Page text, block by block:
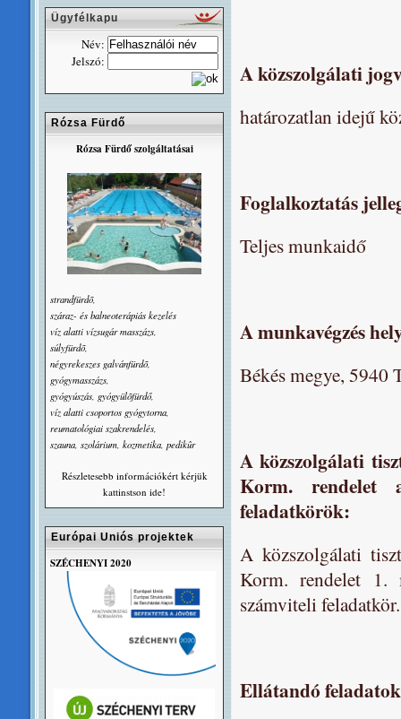
A közszolgálati
határozatlan idejű
Foglalkoztatás
Teljes munkaidő
A munkavégzés
Békés megye, 5940
A közszolgálati
Korm. rendelet
feladatkörök:
A közszolgálati
Korm. rendelet 1.
számviteli feladatkör.
Ellátandó
Ügyfélkapu
Név:
Jelszó:
Rózsa Fürdő
Rózsa Fürdő szolgáltatásai
strandfürdõ,
száraz- és balneoterápiás kezelés
víz alatti vízsugár masszázs,
súlyfürdõ,
négyrekeszes galvánfürdõ,
gyógymasszázs,
gyógyúszás, gyógyülõfürdő,
víz alatti csoportos gyógytorna,
reumatológiai szakrendelés,
szauna, szolárium, kozmetika, pedikûr
Részletesebb információkért kérjük
kattinstson ide!
Európai Uniós projektek
SZÉCHENYI 2020